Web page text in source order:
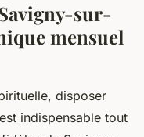
sur-
mensuel
disposer
indispensable tout